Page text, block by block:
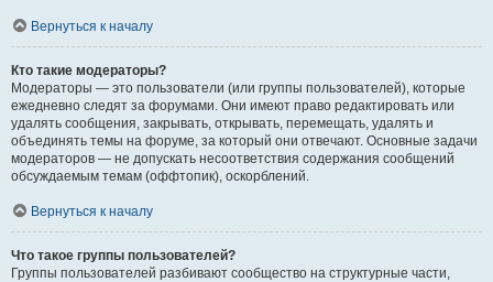
Вернуться к началу
Кто такие модераторы?
Модераторы — это пользователи (или группы пользователей), которые
ежедневно следят за форумами. Они имеют право редактировать или
удалять сообщения, закрывать, открывать, перемещать, удалять и
объединять темы на форуме, за который они отвечают. Основные задачи
модераторов — не допускать несоответствия содержания сообщений
обсуждаемым темам (оффтопик), оскорблений.
Вернуться к началу
Что такое группы пользователей?
Группы пользователей разбивают сообщество на структурные части,